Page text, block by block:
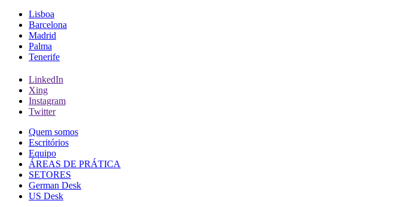
Lisboa
Barcelona
Madrid
Palma
Tenerife
LinkedIn
Xing
Instagram
Twitter
Quem somos
Escritórios
Equipo
ÁREAS DE PRÁTICA
SETORES
German Desk
US Desk